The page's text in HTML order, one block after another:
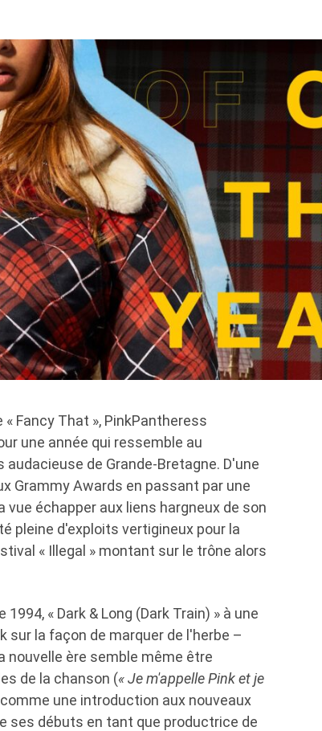
Fancy That », PinkPantheress
une année qui ressemble au
de Grande-Bretagne. D'une
Grammy Awards en passant par une
échapper aux liens hargneux de son
pleine d'exploits vertigineux pour la
« Illegal » montant sur le trône alors
« Dark & ​​Long (Dark Train) » à une
sur la façon de marquer de l'herbe –
nouvelle ère semble même être
de la chanson (« Je m'appelle Pink et je
une introduction aux nouveaux
ses débuts en tant que productrice de